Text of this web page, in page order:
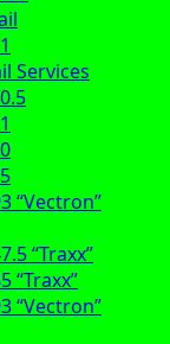
Services
“Vectron”
“Traxx”
“Traxx”
“Vectron”